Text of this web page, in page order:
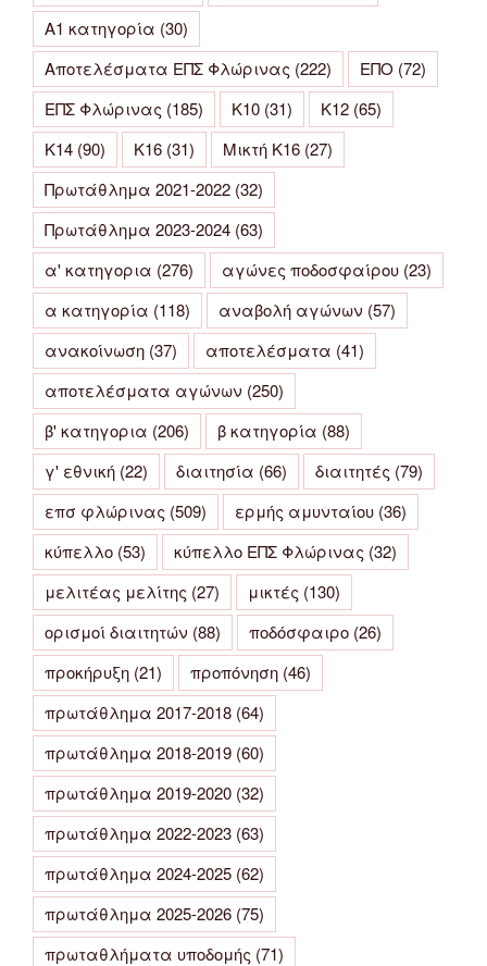
Α1 κατηγορία (30)
Αποτελέσματα ΕΠΣ Φλώρινας (222) ΕΠΟ (72)
ΕΠΣ Φλώρινας (185) Κ10 (31) Κ12 (65)
Κ14 (90) Κ16 (31) Μικτή Κ16 (27)
Πρωτάθλημα 2021-2022 (32)
Πρωτάθλημα 2023-2024 (63)
α' κατηγορια (276) αγώνες ποδοσφαίρου (23)
α κατηγορία (118) αναβολή αγώνων (57)
ανακοίνωση (37) αποτελέσματα (41)
αποτελέσματα αγώνων (250)
β' κατηγορια (206) β κατηγορία (88)
γ' εθνική (22) διαιτησία (66) διαιτητές (79)
επσ φλώρινας (509) ερμής αμυνταίου (36)
κύπελλο (53) κύπελλο ΕΠΣ Φλώρινας (32)
μελιτέας μελίτης (27) μικτές (130)
ορισμοί διαιτητών (88) ποδόσφαιρο (26)
προκήρυξη (21) προπόνηση (46)
πρωτάθλημα 2017-2018 (64)
πρωτάθλημα 2018-2019 (60)
πρωτάθλημα 2019-2020 (32)
πρωτάθλημα 2022-2023 (63)
πρωτάθλημα 2024-2025 (62)
πρωτάθλημα 2025-2026 (75)
πρωταθλήματα υποδομής (71)